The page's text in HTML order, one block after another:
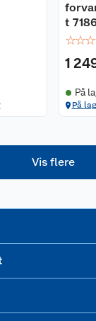
t
☆☆☆
1
På
På
Vis flere
familien